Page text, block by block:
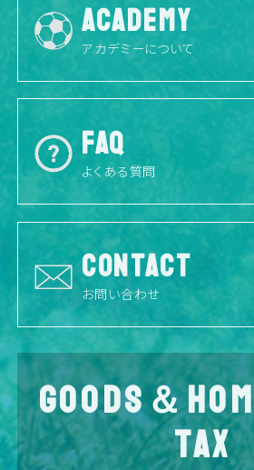
ACADEMY
アカデミーについて
FAQ
よくある質問
CONTACT
お問い合わせ
GOODS＆
TAX